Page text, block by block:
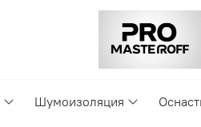
Шумоизоляция